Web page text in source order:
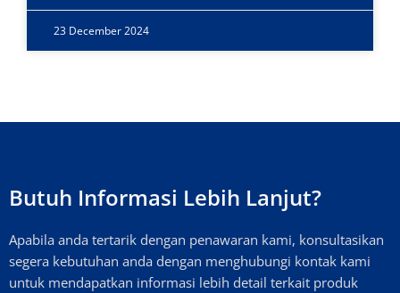
23 December 2024
Butuh Informasi Lebih Lanjut?
Apabila anda tertarik dengan penawaran kami, konsultasikan
segera kebutuhan anda dengan menghubungi kontak kami
untuk mendapatkan informasi lebih detail terkait produk